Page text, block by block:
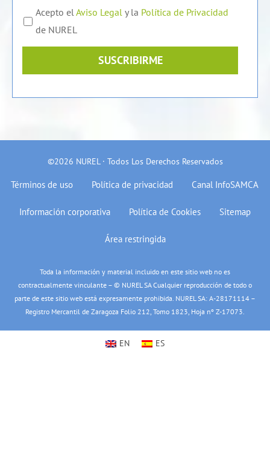
Acepto el Aviso Legal y la Política de Privacidad
de NUREL
SUSCRIBIRME
©2026 NUREL · Todos Los Derechos Reservados
Términos de uso Política de privacidad Canal InfoSAMCA
Información corporativa Política de Cookies Sitemap
Área restringida
Toda la información y material incluido en este sitio web no es
contractualmente vinculante – © NUREL SA Cualquier reproducción de todo o
parte de este sitio web está expresamente prohibida. NUREL SA: A-28171114 –
Registro Mercantil de Zaragoza Folio 212, Tomo 1823, Hoja nº Z-17073.
EN ES